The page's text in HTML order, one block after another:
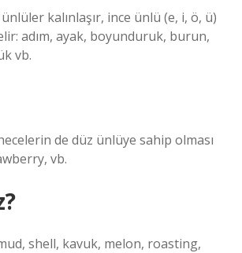
kalınlaşır, ince ünlü (e, i, ö, ü)
adım, ayak, boyunduruk, burun,
vb.
de düz ünlüye sahip olması
vb.
shell, kavuk, melon, roasting,